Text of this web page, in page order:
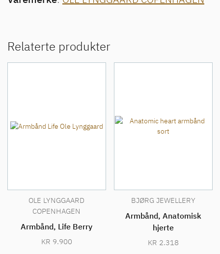
Relaterte produkter
OLE LYNGGAARD
COPENHAGEN
Armbånd, Life Berry
KR 9.900
BJØRG JEWELLERY
Armbånd, Anatomisk
hjerte
KR 2.318